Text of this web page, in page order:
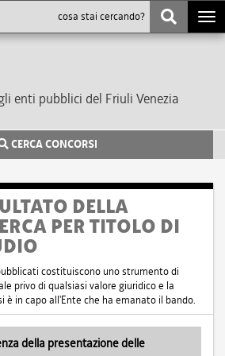
enti pubblici del Friuli Venezia
CERCA CONCORSI
DELLA
PER TITOLO DI
costituiscono uno strumento di
privo di qualsiasi valore giuridico e la
è in capo all'Ente che ha emanato il bando.
della presentazione delle